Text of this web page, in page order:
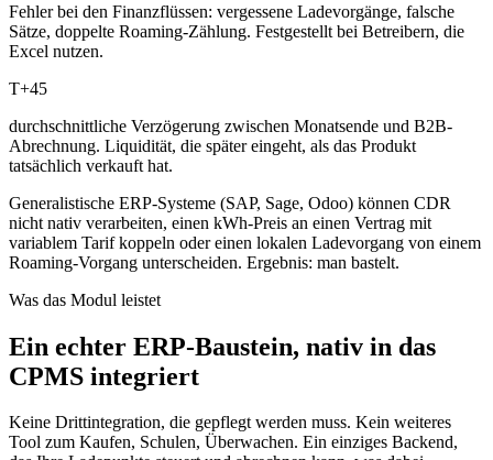
Fehler bei den Finanzflüssen: vergessene Ladevorgänge, falsche
Sätze, doppelte Roaming-Zählung. Festgestellt bei Betreibern, die
Excel nutzen.
T+45
durchschnittliche Verzögerung zwischen Monatsende und B2B-
Abrechnung. Liquidität, die später eingeht, als das Produkt
tatsächlich verkauft hat.
Generalistische ERP-Systeme (SAP, Sage, Odoo) können CDR
nicht nativ verarbeiten, einen kWh-Preis an einen Vertrag mit
variablem Tarif koppeln oder einen lokalen Ladevorgang von einem
Roaming-Vorgang unterscheiden. Ergebnis: man bastelt.
Was das Modul leistet
Ein echter ERP-Baustein, nativ in das
CPMS integriert
Keine Drittintegration, die gepflegt werden muss. Kein weiteres
Tool zum Kaufen, Schulen, Überwachen. Ein einziges Backend,